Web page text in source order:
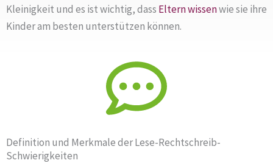
Kleinigkeit und es ist wichtig, dass Elternwissenwie sie ihre
Kinder am besten unterstützen können.
Definition und Merkmale der Lese-Rechtschreib-
Schwierigkeiten